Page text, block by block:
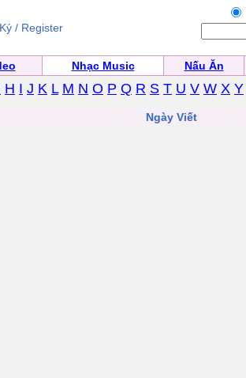
/ Register
Nhạc Music Nấu Ăn
H I J K L M N O P Q R S T U V W X Y
Ngày Viết